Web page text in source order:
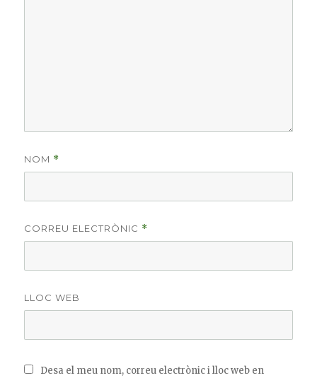
NOM *
CORREU ELECTRÒNIC *
LLOC WEB
Desa el meu nom, correu electrònic i lloc web en